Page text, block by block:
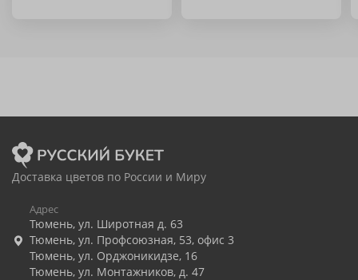
Доставка цветов по России и Миру
Адрес
Тюмень, ул. Широтная д. 63
Тюмень, ул. Профсоюзная, 53, офис 3
Тюмень, ул. Орджоникидзе, 16
Тюмень, ул. Монтажников, д. 47